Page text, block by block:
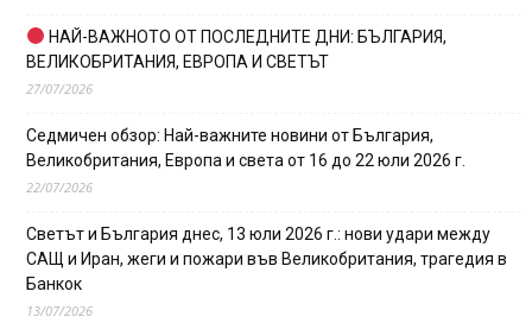
НАЙ-ВАЖНОТО ОТ ПОСЛЕДНИТЕ ДНИ: БЪЛГАРИЯ,
ВЕЛИКОБРИТАНИЯ, ЕВРОПА И СВЕТЪТ
27/07/2026
Седмичен обзор: Най-важните новини от България,
Великобритания, Европа и света от 16 до 22 юли 2026 г.
22/07/2026
Светът и България днес, 13 юли 2026 г.: нови удари между
САЩ и Иран, жеги и пожари във Великобритания, трагедия в
Банкок
13/07/2026